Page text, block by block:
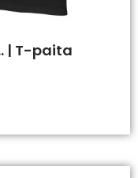
| T-paita